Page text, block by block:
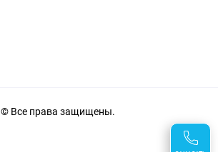
© Все права защищены.